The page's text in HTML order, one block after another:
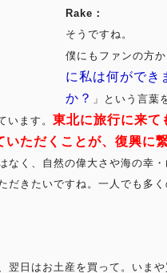
Rake：
そうですね。
僕にもファンの方
に私は何ができ
か？ 」という言葉
います。 東北に旅行に来て
ただくことが、復興に
なく、自然の偉大さや海の幸
だきたいですね。一人でも多
翌日はお土産を買って。いま